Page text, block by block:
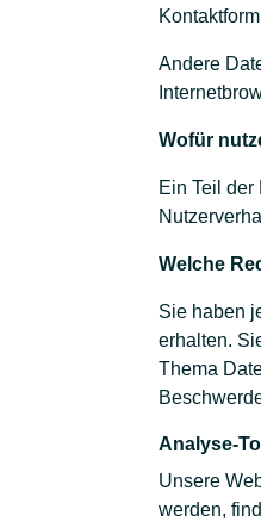
Andere
Wofür
Ein Teil
Welche
Sie haben
erhalten.
Thema
Analyse-
Unsere
werden,